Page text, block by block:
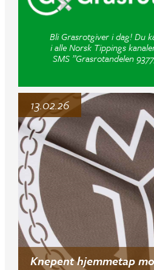
Bli Grasrotgiver i dag! Du
i alle Norsk Tippings
SMS ”Grasrotandelen
Knepent hjemmetap
13.02.26